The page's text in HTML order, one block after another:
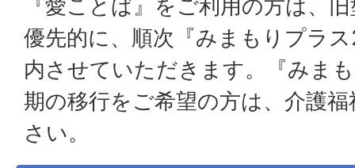
『愛ことば』をご利用の方は、
優先的に、順次『みまもりプラ
内させていただきます。『みま
期の移行をご希望の方は、介護
さい。